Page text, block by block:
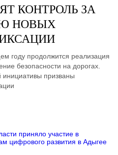
КОНТРОЛЬ ЗА
НОВЫХ
году продолжится реализация
безопасности на дорогах.
призваны